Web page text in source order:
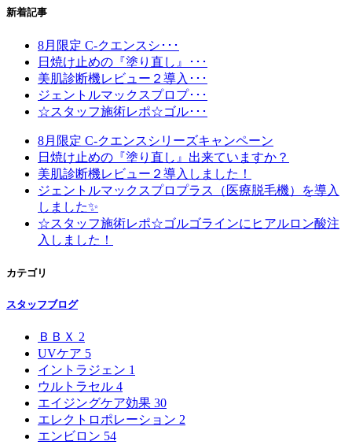
新着記事
8月限定 C-クエンスシ･･･
日焼け止めの『塗り直し』･･･
美肌診断機レビュー２導入･･･
ジェントルマックスプロプ･･･
☆スタッフ施術レポ☆ゴル･･･
8月限定 C-クエンスシリーズキャンペーン
日焼け止めの『塗り直し』出来ていますか？
美肌診断機レビュー２導入しました！
ジェントルマックスプロプラス（医療脱毛機）を導入
しました✨
☆スタッフ施術レポ☆ゴルゴラインにヒアルロン酸注
入しました！
カテゴリ
スタッフブログ
ＢＢＸ 2
UVケア 5
イントラジェン 1
ウルトラセル 4
エイジングケア効果 30
エレクトロポレーション 2
エンビロン 54